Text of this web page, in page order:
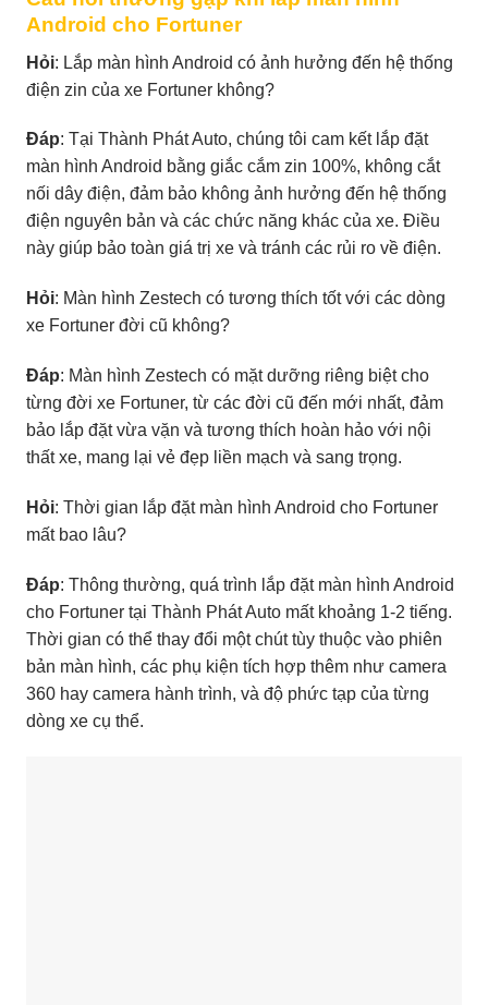
Android cho Fortuner
Hỏi: Lắp màn hình Android có ảnh hưởng đến hệ thống
điện zin của xe Fortuner không?
Đáp: Tại Thành Phát Auto, chúng tôi cam kết lắp đặt
màn hình Android bằng giắc cắm zin 100%, không cắt
nối dây điện, đảm bảo không ảnh hưởng đến hệ thống
điện nguyên bản và các chức năng khác của xe. Điều
này giúp bảo toàn giá trị xe và tránh các rủi ro về điện.
Hỏi: Màn hình Zestech có tương thích tốt với các dòng
xe Fortuner đời cũ không?
Đáp: Màn hình Zestech có mặt dưỡng riêng biệt cho
từng đời xe Fortuner, từ các đời cũ đến mới nhất, đảm
bảo lắp đặt vừa vặn và tương thích hoàn hảo với nội
thất xe, mang lại vẻ đẹp liền mạch và sang trọng.
Hỏi: Thời gian lắp đặt màn hình Android cho Fortuner
mất bao lâu?
Đáp: Thông thường, quá trình lắp đặt màn hình Android
cho Fortuner tại Thành Phát Auto mất khoảng 1-2 tiếng.
Thời gian có thể thay đổi một chút tùy thuộc vào phiên
bản màn hình, các phụ kiện tích hợp thêm như camera
360 hay camera hành trình, và độ phức tạp của từng
dòng xe cụ thể.